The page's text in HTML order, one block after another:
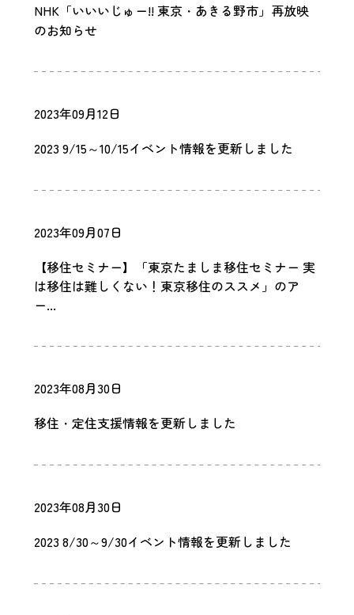
NHK「いいいじゅー!! 東京・あきる野市」再放映
のお知らせ
2023年09月12日
2023 9/15～10/15イベント情報を更新しました
2023年09月07日
【移住セミナー】「東京たましま移住セミナー 実
は移住は難しくない！東京移住のススメ」のア
ー...
2023年08月30日
移住・定住支援情報を更新しました
2023年08月30日
2023 8/30～9/30イベント情報を更新しました